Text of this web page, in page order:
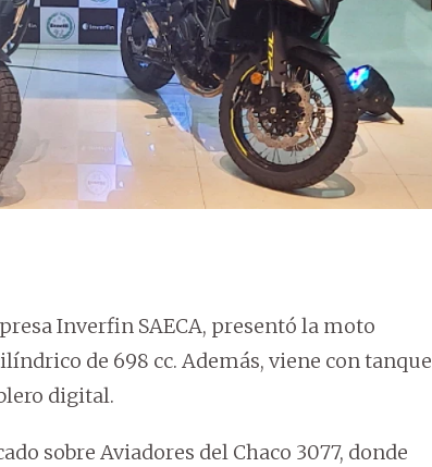
Inverfin SAECA, presentó la moto
de 698 cc. Además, viene con tanque
digital.
sobre Aviadores del Chaco 3077, donde